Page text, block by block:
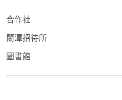
合作社
蘭潭招待所
圖書館